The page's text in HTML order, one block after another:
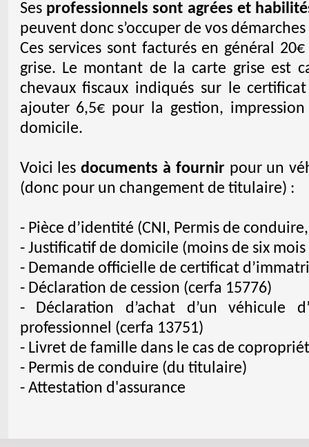
Ses professionnels sont agrées et
peuvent donc s’occuper de vos
Ces services sont facturés en général
grise. Le montant de la carte grise est
chevaux fiscaux indiqués sur le
ajouter 6,5€ pour la gestion,
domicile.
Voici lesdocuments à fournirpour un
(donc pour un changement de titulaire) :
- Pièce d’identité (CNI, Permis de
- Justificatif de domicile (moins de six
- Demande officielle de certificat
- Déclaration de cession (cerfa 15776)
- Déclaration d’achat d’un véhicule
professionnel (cerfa 13751)
- Livret de famille dans le cas de
- Permis de conduire (du titulaire)
- Attestation d'assurance